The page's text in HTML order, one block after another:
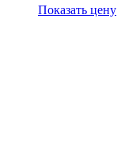
Показать цену